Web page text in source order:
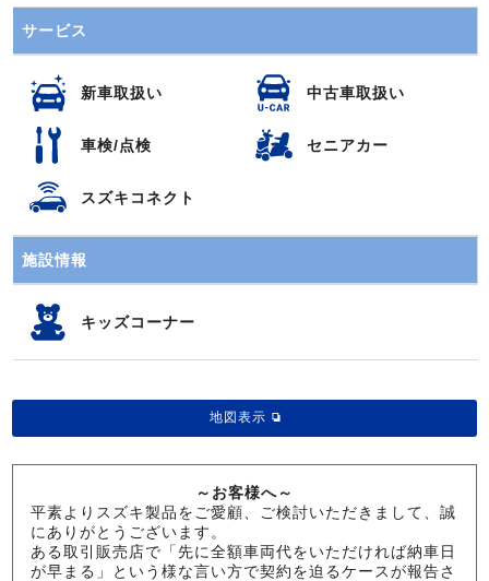
サービス
新車取扱い 中古車取扱い
車検/点検 セニアカー
スズキコネクト
施設情報
キッズコーナー
地図表示
～お客様へ～
平素よりスズキ製品をご愛顧、ご検討いただきまして、誠
にありがとうございます。
ある取引販売店で「先に全額車両代をいただければ納車日
が早まる」という様な言い方で契約を迫るケースが報告さ